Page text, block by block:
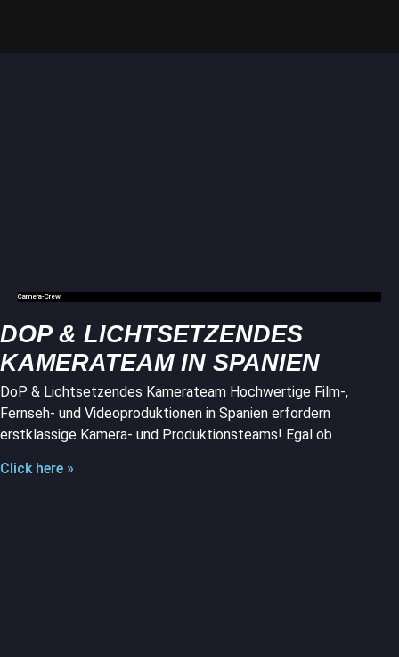
Camera-Crew
DOP & LICHTSETZENDES
KAMERATEAM IN SPANIEN
DoP & Lichtsetzendes Kamerateam Hochwertige Film-,
Fernseh- und Videoproduktionen in Spanien erfordern
erstklassige Kamera- und Produktionsteams! Egal ob
Click here »